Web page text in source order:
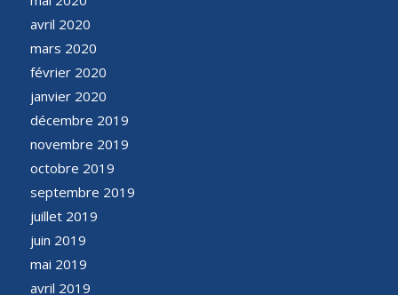
avril 2020
mars 2020
février 2020
janvier 2020
décembre 2019
novembre 2019
octobre 2019
septembre 2019
juillet 2019
juin 2019
mai 2019
avril 2019